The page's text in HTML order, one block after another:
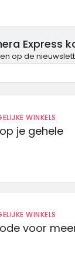
Express
op de
WINKELS
je gehele
WINKELS
voor